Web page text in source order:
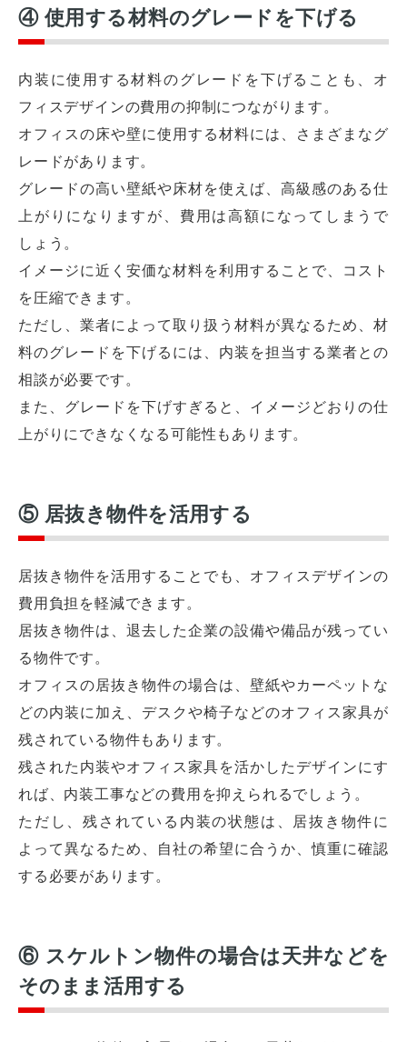
④ 使用する材料のグレードを下げる
内装に使用する材料のグレードを下げることも、オ
フィスデザインの費用の抑制につながります。
オフィスの床や壁に使用する材料には、さまざまなグ
レードがあります。
グレードの高い壁紙や床材を使えば、高級感のある仕
上がりになりますが、費用は高額になってしまうで
しょう。
イメージに近く安価な材料を利用することで、コスト
を圧縮できます。
ただし、業者によって取り扱う材料が異なるため、材
料のグレードを下げるには、内装を担当する業者との
相談が必要です。
また、グレードを下げすぎると、イメージどおりの仕
上がりにできなくなる可能性もあります。
⑤ 居抜き物件を活用する
居抜き物件を活用することでも、オフィスデザインの
費用負担を軽減できます。
居抜き物件は、退去した企業の設備や備品が残ってい
る物件です。
オフィスの居抜き物件の場合は、壁紙やカーペットな
どの内装に加え、デスクや椅子などのオフィス家具が
残されている物件もあります。
残された内装やオフィス家具を活かしたデザインにす
れば、内装工事などの費用を抑えられるでしょう。
ただし、残されている内装の状態は、居抜き物件に
よって異なるため、自社の希望に合うか、慎重に確認
する必要があります。
⑥ スケルトン物件の場合は天井などを
そのまま活用する